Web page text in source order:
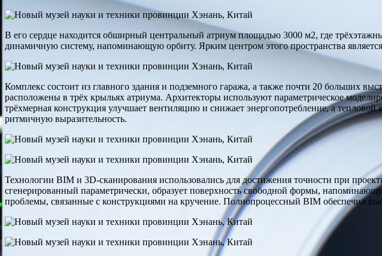
В его сердце находится обширный центральный атриум площадью 3000 м2, где
динамичную систему, напоминающую орбиту. Ярким центром этого пространства
Комплекс состоит из главного здания и подземного гаража, а также почти 20 больших
расположены в трёх крыльях атриума. Архитекторы используют параметрическое
трёхмерная конструкция улучшает вентиляцию и снижает энергопотребление, а
ритмичную выразительность.
Технологии BIM и 3D-сканирования использовались для достижения точности при
сгенерированный параметрически, образует поверхность свободной формы,
проблемы, связанные с конструкциями на кручение. Полнопроцессный BIM обеспечил